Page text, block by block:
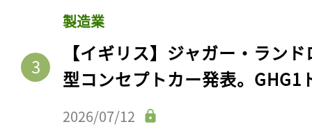
製造業
【イギリス】ジャガー・ラン
型コンセプトカー発表。GHG1
2026/07/12